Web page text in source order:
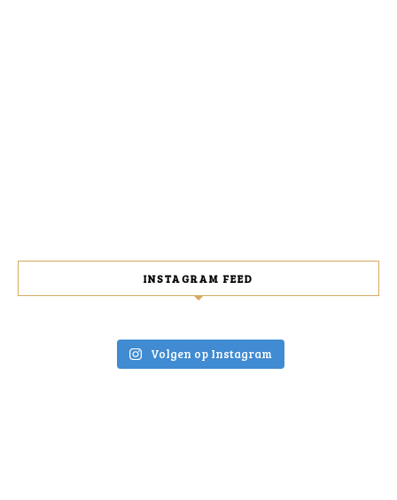
INSTAGRAM FEED
Volgen op Instagram